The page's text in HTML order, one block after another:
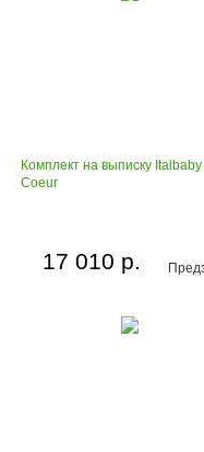
Комплект на выписку
Coeur
17 010 р.